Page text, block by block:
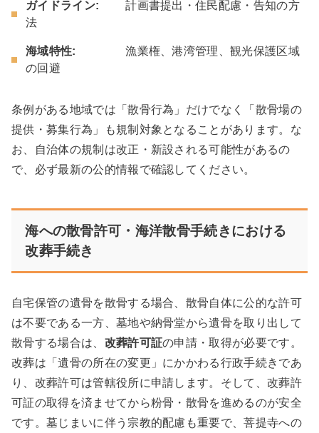
ガイドライン: 計画書提出・住民配慮・告知の方
法
海域特性: 漁業権、港湾管理、観光保護区域
の回避
条例がある地域では「散骨行為」だけでなく「散骨場の
提供・募集行為」も規制対象となることがあります。な
お、自治体の規制は改正・新設される可能性があるの
で、必ず最新の公的情報で確認してください。
海への散骨許可・海洋散骨手続きにおける
改葬手続き
自宅保管の遺骨を散骨する場合、散骨自体に公的な許可
は不要である一方、墓地や納骨堂から遺骨を取り出して
散骨する場合は、 改葬許可証の申請・取得が必要です。
改葬は「遺骨の所在の変更」にかかわる行政手続きであ
り、改葬許可は管轄役所に申請します。そして、改葬許
可証の取得を済ませてから粉骨・散骨を進めるのが安全
です。墓じまいに伴う宗教的配慮も重要で、菩提寺への